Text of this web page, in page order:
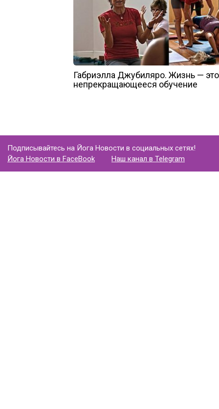
Габриэлла Джубиляро. Жизнь — это
непрекращающееся обучение
Подписывайтесь на Йога Новости в социальных сетях!
Йога Новости в FaceBook
Наш канал в Telegram